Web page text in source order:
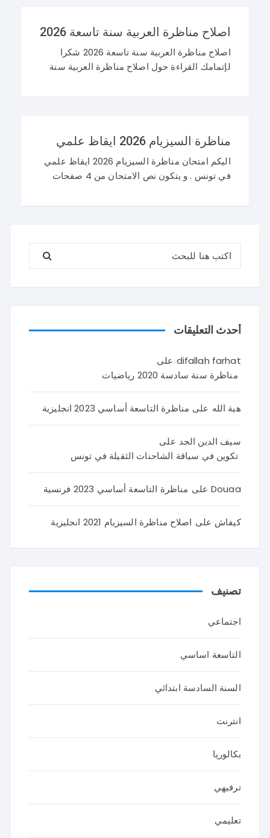
اصلاح مناظرة العربية سنة تاسعة 2026
اصلاح مناظرة العربية سنة تاسعة 2026 شكرا
لإتمامك القراءة حول اصلاح مناظرة العربية سنة
مناظرة السيزيام 2026 ايقاظ علمي
اليكم امتحان مناظرة السيزيام 2026 ايقاظ علمي
في تونس . و يتكون نص الامتحان من 4 صفحات
البحث عن:
أحدث التعليقات
difallah farhat على
مناظرة سنة سادسة 2020 رياضيات
هبة الله على مناظرة التاسعة أساسي 2023 انجليزية
سيف الدين الجد على
تكوين في سياقة الشاحنات الثقيلة في تونس
Douaa على مناظرة التاسعة أساسي 2023 فرنسية
كيفاش على اصلاح مناظرة السيزيام 2021 انجليزية
تصنيف
اجتماعي
التاسعة اساسي
السنة السادسة ابتدائي
انترنت
بكالوريا
ترفيهي
تعليمي